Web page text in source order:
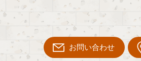
お問い合わせ